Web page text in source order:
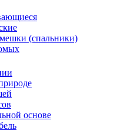
(спальники)
основе